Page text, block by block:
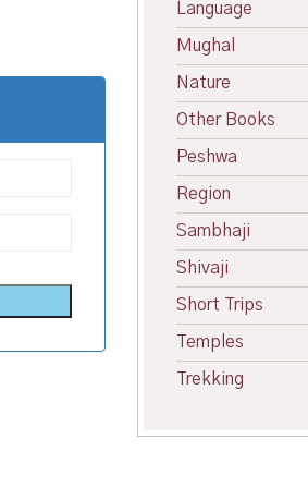
Language
Mughal
Nature
Other Books
Peshwa
Region
Sambhaji
Shivaji
Short Trips
Temples
Trekking